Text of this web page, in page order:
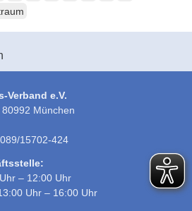
Verband e.V.
München
15702-424
– 12:00 Uhr
Uhr – 16:00 Uhr